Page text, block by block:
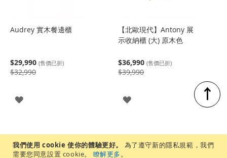
我們使用 cookie 使你的體驗更好。
為了遵守新的隱私規範，我們
需要您同意設置 cookie。
瞭解更多。
Audrey 實木餐邊櫃
$29,990 (售價已折)
$32,990
登
【北歐現代】Antony 展
示收納櫃 (大) 原木色
$36,990 (售價已折)
$39,990
登
↑